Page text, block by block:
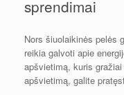
sprendimai
Nors šiuolaikinės pelės
reikia galvoti apie
apšvietimą, kuris
apšvietimą, galite